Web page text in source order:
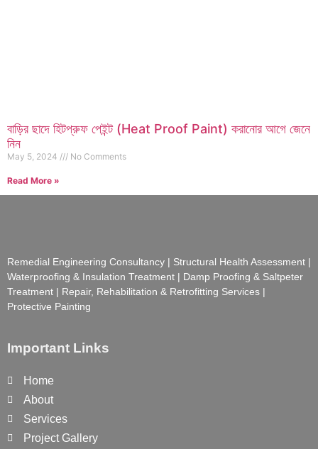
বাড়ির ছাদে হিটপ্রুফ পেইন্ট (Heat Proof Paint) করানোর আগে জেনে
নিন
May 5, 2024 No Comments
Read More »
Remedial Engineering Consultancy | Structural Health Assessment |
Waterproofing & Insulation Treatment | Damp Proofing & Saltpeter
Treatment | Repair, Rehabilitation & Retrofitting Services |
Protective Painting
Important Links
Home
About
Services
Project Gallery